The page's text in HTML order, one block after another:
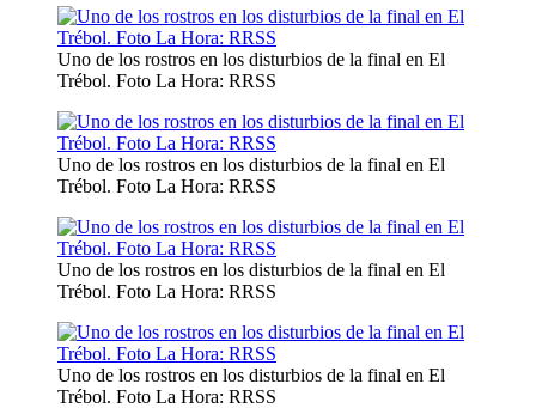
Uno de los rostros en los disturbios de la final en El
Trébol. Foto La Hora: RRSS
Uno de los rostros en los disturbios de la final en El
Trébol. Foto La Hora: RRSS
Uno de los rostros en los disturbios de la final en El
Trébol. Foto La Hora: RRSS
Uno de los rostros en los disturbios de la final en El
Trébol. Foto La Hora: RRSS